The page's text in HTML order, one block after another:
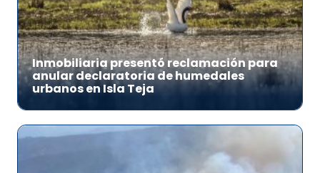
Inmobiliaria presentó reclamación para
anular declaratoria de humedales
urbanos en Isla Teja